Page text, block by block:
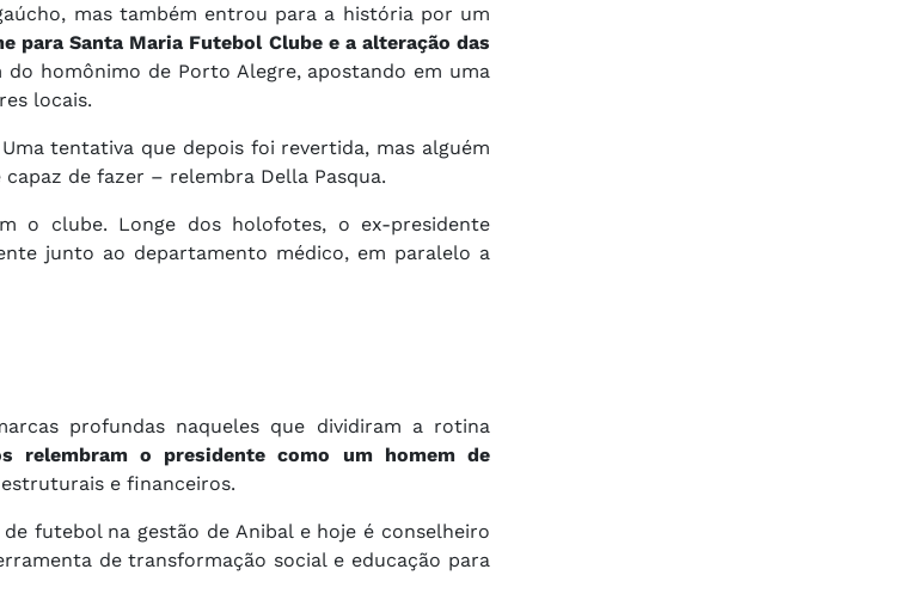
mas também entrou para a história por um
para Santa Maria Futebol Clube e a alteração das
homônimo de Porto Alegre, apostando em uma
locais.
Uma tentativa que depois foi revertida, mas alguém
de fazer – relembra Della Pasqua.
o clube. Longe dos holofotes, o ex-presidente
junto ao departamento médico, em paralelo a
profundas naqueles que dividiram a rotina
relembram o presidente como um homem de
e financeiros.
futebol na gestão de Anibal e hoje é conselheiro
de transformação social e educação para